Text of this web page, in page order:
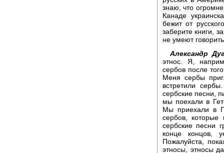
знаю, что
Канаде
бежит от
заберите книги,
не умеют
Александр
этнос. Я,
сербов после
Меня сербы
встретили
сербские песни,
мы поехали в
Мы приехали в
сербов, которые
сербские песни
конце концов,
Пожалуйста,
этносы, этносы